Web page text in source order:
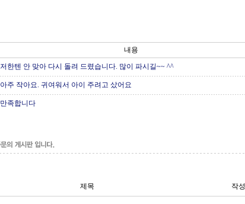
내용
저한텐 안 맞아 다시 돌려 드렸습니다. 많이 파시길~~ ^^
아주 작아요. 귀여워서 아이 주려고 샀어요
만족합니다
제목 작